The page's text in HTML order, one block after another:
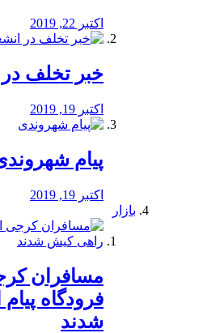
اکتبر 22, 2019
خبر تخلف در
اکتبر 19, 2019
پیام
اکتبر 19, 2019
بازار
مسافران
فرودگاه
شدند